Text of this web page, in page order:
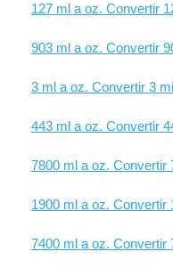
127 ml a oz. Convertir
903 ml a oz. Convertir
3 ml a oz. Convertir 3
443 ml a oz. Convertir
7800 ml a oz. Convertir
1900 ml a oz. Convertir
7400 ml a oz. Convertir